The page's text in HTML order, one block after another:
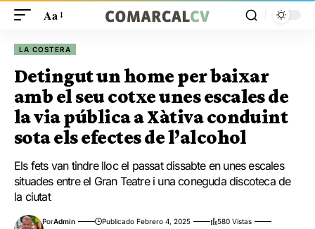
Aa
LA COSTERA
Detingut un home per baixar
amb el seu cotxe unes escales de
la via pública a Xàtiva conduint
sota els efectes de l’alcohol
Els fets van tindre lloc el passat dissabte en unes escales
situades entre el Gran Teatre i una coneguda discoteca de
la ciutat
PorAdmin Publicado Febrero 4, 2025
580 Vistas